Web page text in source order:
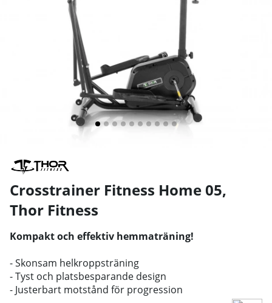
Crosstrainer Fitness Home 05,
Thor Fitness
Kompakt och effektiv hemmaträning!
- Skonsam helkroppsträning
- Tyst och platsbesparande design
- Justerbart motstånd för progression